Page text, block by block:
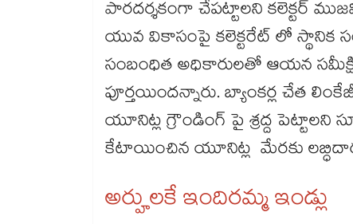
పారదర్శకంగా చేపట్టాలని కలెక్టర్
యువ వికాసంపై కలెక్టరేట్ లో స్థానిక
సంబంధిత అధికారులతో ఆయన
పూర్తయిందన్నారు. బ్యాంకర్ల చేత
యూనిట్ల గ్రౌండింగ్ పై శ్రద్ద
కేటాయించిన యూనిట్ల మేరకు
అర్హులకే ఇందిరమ్మ ఇండ్లు